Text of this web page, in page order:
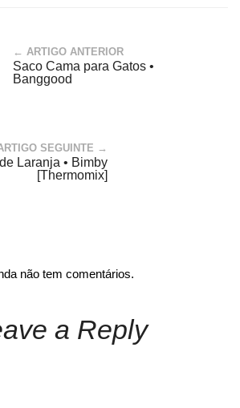
← ARTIGO ANTERIOR
Saco Cama para Gatos •
Banggood
SEGUINTE →
Laranja • Bimby
[Thermomix]
não tem comentários.
a Reply